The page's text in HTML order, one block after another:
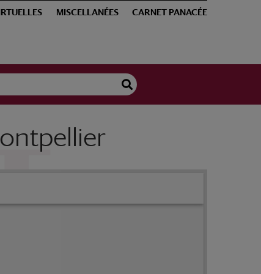
MISCELLANÉES CARNET PANACÉE
Fouquet, médecin à Montpellier